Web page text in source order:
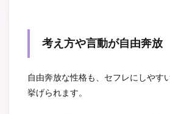
考え方や言動が自由奔放
自由奔放な性格も、セフレにしやす
挙げられます。